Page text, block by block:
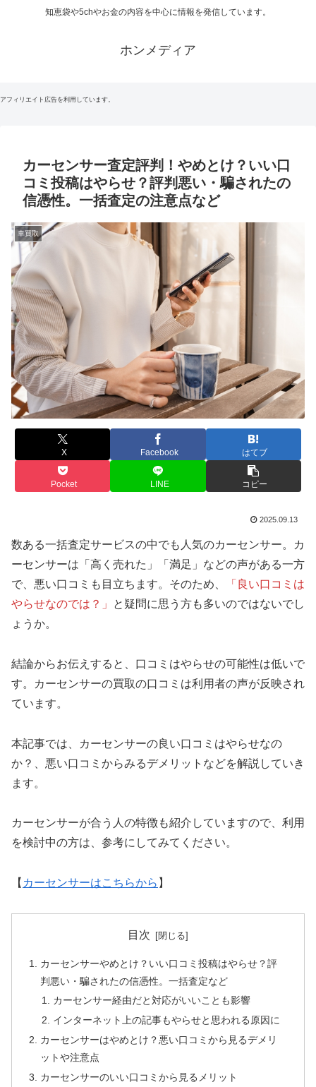
知恵袋や5chやお金の内容を中心に情報を発信しています。
ホンメディア
アフィリエイト広告を利用しています。
カーセンサー査定評判！やめとけ？いい口
コミ投稿はやらせ？評判悪い・騙されたの
信憑性。一括査定の注意点など
車買取
X Facebook はてブ
Pocket LINE コピー
2025.09.13
数ある一括査定サービスの中でも人気のカーセンサー。カ
ーセンサーは「高く売れた」「満足」などの声がある一方
で、悪い口コミも目立ちます。そのため、
「良い口コミは
やらせなのでは？」
と疑問に思う方も多いのではないでし
ょうか。
結論からお伝えすると、口コミはやらせの可能性は低いで
す。カーセンサーの買取の口コミは利用者の声が反映され
ています。
本記事では、カーセンサーの良い口コミはやらせなの
か？、悪い口コミからみるデメリットなどを解説していき
ます。
カーセンサーが合う人の特徴も紹介していますので、利用
を検討中の方は、参考にしてみてください。
【 カーセンサーはこちらから 】
目次
カーセンサーやめとけ？いい口コミ投稿はやらせ？評
判悪い・騙されたの信憑性。一括査定など
カーセンサー経由だと対応がいいことも影響
インターネット上の記事もやらせと思われる原因に
カーセンサーはやめとけ？悪い口コミから見るデメリ
ットや注意点
カーセンサーのいい口コミから見るメリット